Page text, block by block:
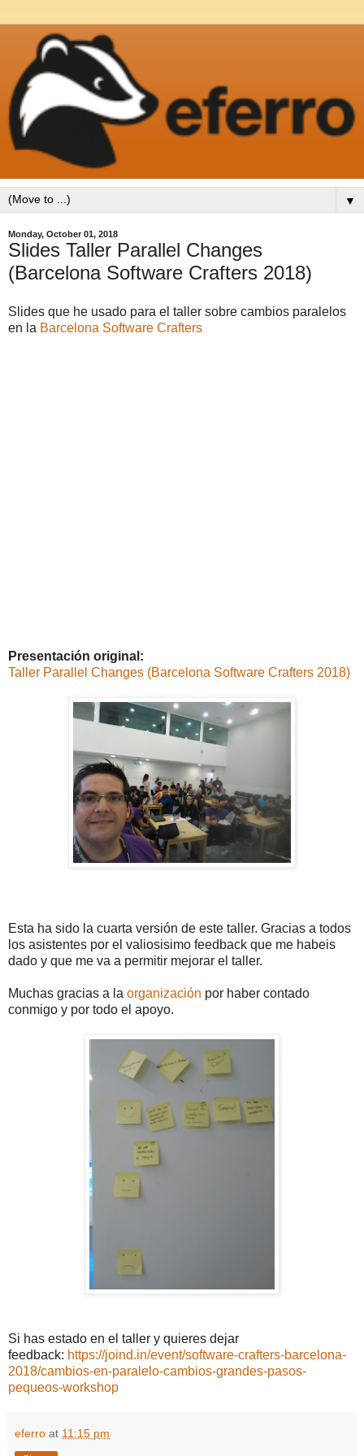
▼
Monday, October 01, 2018
Slides Taller Parallel Changes
(Barcelona Software Crafters 2018)
Slides que he usado para el taller sobre cambios paralelos
en la Barcelona Software Crafters
Presentación original:
Taller Parallel Changes (Barcelona Software Crafters 2018)
Esta ha sido la cuarta versión de este taller. Gracias a todos
los asistentes por el valiosisimo feedback que me habeis
dado y que me va a permitir mejorar el taller.
Muchas gracias a la organización por haber contado
conmigo y por todo el apoyo.
Si has estado en el taller y quieres dejar
feedback: https://joind.in/event/software-crafters-barcelona-
2018/cambios-en-paralelo-cambios-grandes-pasos-
pequeos-workshop
eferro at 11:15 pm